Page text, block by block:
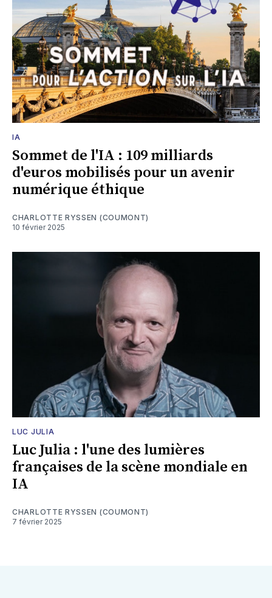
IA
Sommet de l'IA : 109 milliards
d'euros mobilisés pour un avenir
numérique éthique
CHARLOTTE RYSSEN (COUMONT)
10 février 2025
LUC JULIA
Luc Julia : l'une des lumières
françaises de la scène mondiale en
IA
CHARLOTTE RYSSEN (COUMONT)
7 février 2025